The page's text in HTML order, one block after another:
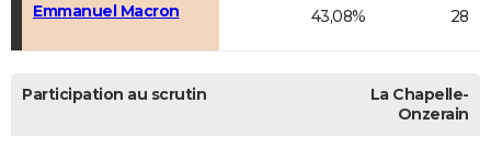
Emmanuel Macron 43,08% 28
Participation au scrutin
La Chapelle-
Onzerain